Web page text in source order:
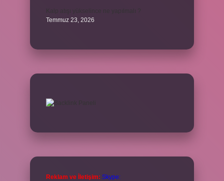
Temmuz 23, 2026
Reklam ve İletişim: Skype: